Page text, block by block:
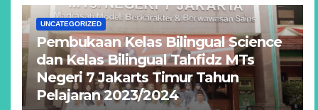
UNCATEGORIZED
Pembukaan Kelas Bilingual Science
dan Kelas Bilingual Tahfidz MTs
Negeri 7 Jakarts Timur Tahun
Pelajaran 2023/2024